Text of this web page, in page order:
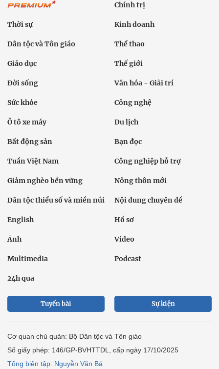
Chính trị
Thời sự Kinh doanh
Dân tộc và Tôn giáo Thể thao
Giáo dục Thế giới
Đời sống Văn hóa - Giải trí
Sức khỏe Công nghệ
Ô tô xe máy Du lịch
Bất động sản Bạn đọc
Tuần Việt Nam Công nghiệp hỗ trợ
Giảm nghèo bền vững Nông thôn mới
Dân tộc thiểu số và miền núi Nội dung chuyên đề
English Hồ sơ
Ảnh Video
Multimedia Podcast
24h qua
Tuyến bài Sự kiện
Cơ quan chủ quản: Bộ Dân tộc và Tôn giáo
Số giấy phép: 146/GP-BVHTTDL, cấp ngày 17/10/2025
Tổng biên tập: Nguyễn Văn Bá